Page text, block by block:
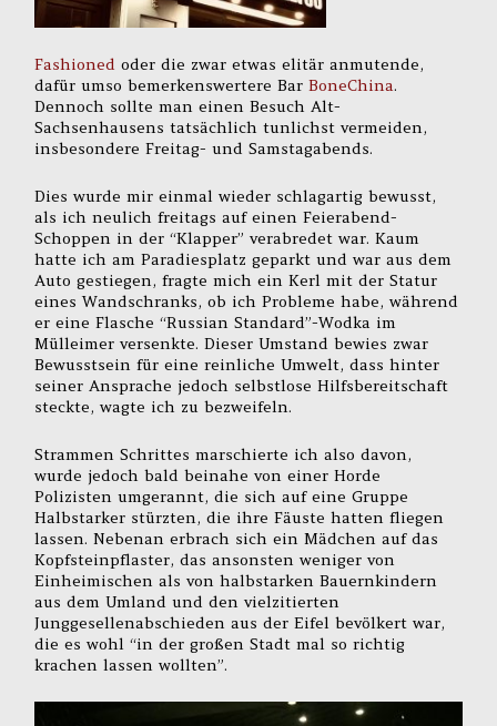
Fashioned oder die zwar etwas elitär anmutende,
dafür umso bemerkenswertere BarBoneChina.
Dennoch sollte man einen Besuch Alt-
Sachsenhausens tatsächlich tunlichst vermeiden,
insbesondere Freitag- und Samstagabends.
Dies wurde mir einmal wieder schlagartig bewusst,
als ich neulich freitags auf einen Feierabend-
Schoppen in der “Klapper” verabredet war. Kaum
hatte ich am Paradiesplatz geparkt und war aus dem
Auto gestiegen, fragte mich ein Kerl mit der Statur
eines Wandschranks, ob ich Probleme habe, während
er eine Flasche “Russian Standard”-Wodka im
Mülleimer versenkte. Dieser Umstand bewies zwar
Bewusstsein für eine reinliche Umwelt, dass hinter
seiner Ansprache jedoch selbstlose Hilfsbereitschaft
steckte, wagte ich zu bezweifeln.
Strammen Schrittes marschierte ich also davon,
wurde jedoch bald beinahe von einer Horde
Polizisten umgerannt, die sich auf eine Gruppe
Halbstarker stürzten, die ihre Fäuste hatten fliegen
lassen. Nebenan erbrach sich ein Mädchen auf das
Kopfsteinpflaster, das ansonsten weniger von
Einheimischen als von halbstarken Bauernkindern
aus dem Umland und den vielzitierten
Junggesellenabschieden aus der Eifel bevölkert war,
die es wohl “in der großen Stadt mal so richtig
krachen lassen wollten”.